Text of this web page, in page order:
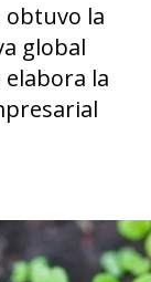
obtuvo la
global
la